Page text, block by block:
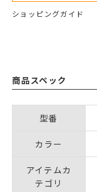
ショッピングガイド
商品スペック
型番
カラー
アイテムカ
テゴリ